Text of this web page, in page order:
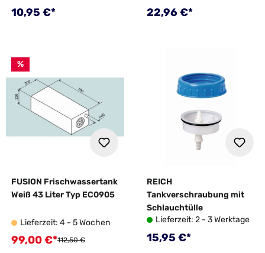
Regulärer Preis:
10,95 €* Regulärer Preis:
22,96 €*
%
FUSION Frischwassertank
Weiß 43 Liter Typ EC0905
Lieferzeit: 4 - 5 Wochen
Verkaufspreis:
99,00 €*Regulärer Preis:
112,50 €
REICH
Tankverschraubung mit
Schlauchtülle
Lieferzeit: 2 - 3 Werktage
Regulärer Preis:
15,95 €*